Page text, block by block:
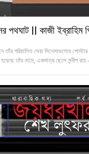
পথঘাট || কাজী ইব্রাহিম
তাঁর পরিচালিত সেরা সিনেমাগুলোর
তাঁর নামে, একমাত্র ছেলে সন্দীপ